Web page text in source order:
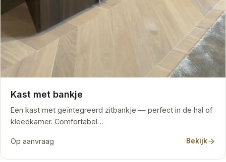
Kast met bankje
Een kast met geïntegreerd zitbankje — perfect in de hal of
kleedkamer. Comfortabel…
Op aanvraag Bekijk